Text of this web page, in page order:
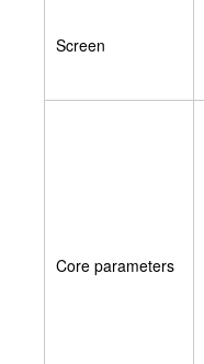
Screen
Core parameters